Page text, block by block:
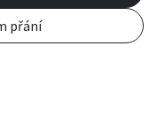
přání